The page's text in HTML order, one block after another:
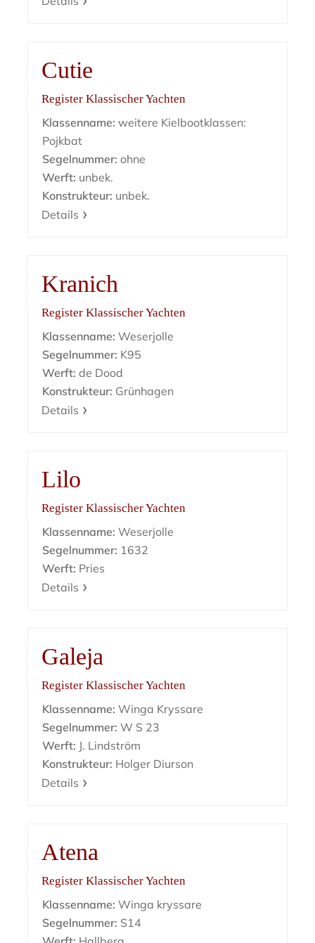
Cutie
Register Klassischer Yachten
Klassenname: weitere Kielbootklassen:
Pojkbat
Segelnummer: ohne
Werft: unbek.
Konstrukteur: unbek.
Details
Kranich
Register Klassischer Yachten
Klassenname: Weserjolle
Segelnummer: K95
Werft: de Dood
Konstrukteur: Grünhagen
Details
Lilo
Register Klassischer Yachten
Klassenname: Weserjolle
Segelnummer: 1632
Werft: Pries
Details
Galeja
Register Klassischer Yachten
Klassenname: Winga Kryssare
Segelnummer: W S 23
Werft: J. Lindström
Konstrukteur: Holger Diurson
Details
Atena
Register Klassischer Yachten
Klassenname: Winga kryssare
Segelnummer: S14